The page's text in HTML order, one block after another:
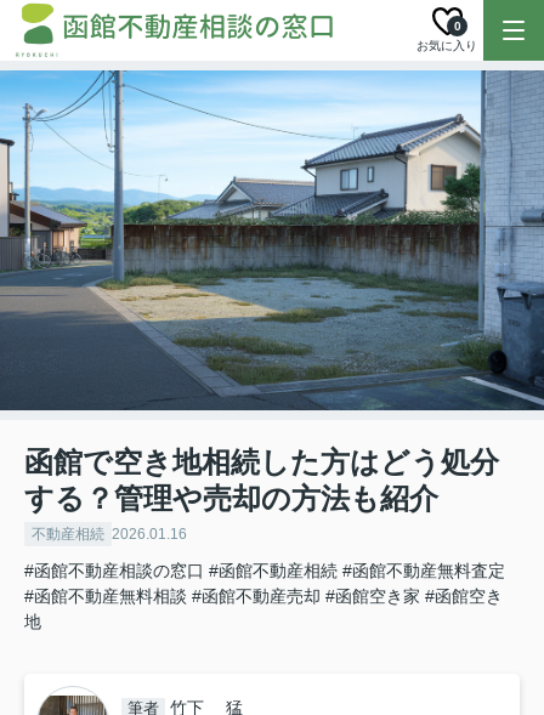
お気に入り
0
函館で空き地相続した方はどう処分
する？管理や売却の方法も紹介
不動産相続 2026.01.16
#函館不動産相談の窓口 #函館不動産相続 #函館不動産無料査定
#函館不動産無料相談 #函館不動産売却 #函館空き家 #函館空き
地
筆者 竹下 猛